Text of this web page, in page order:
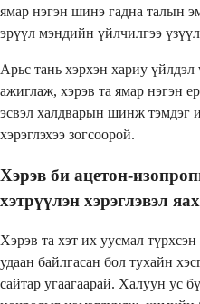
ямар нэгэн шинэ гадна талын
эрүүл мэндийн үйлчилгээ
Арьс тань хэрхэн хариу үйлдэл
ажиглаж, хэрэв та ямар нэгэн
эсвэл халдварын шинж тэмдэг
хэрэглэхээ зогсоорой.
Хэрэв би ацетон-
хэтрүүлэн хэрэглэвэл
Хэрэв та хэт их уусмал
удаан байлгасан бол тухайн
сайтар угаагаарай. Халуун ус